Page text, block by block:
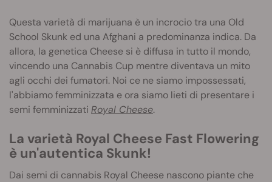
Questa varietà di marijuana è un incrocio tra una Old
School Skunk ed una Afghani a predominanza indica. Da
allora, la genetica Cheese si è diffusa in tutto il mondo,
vincendo una Cannabis Cup mentre diventava un mito
agli occhi dei fumatori. Noi ce ne siamo impossessati,
l'abbiamo femminizzata e ora siamo lieti di presentare i
semi femminizzati Royal Cheese.
La varietà Royal Cheese Fast Flowering
è un'autentica Skunk!
Dai semi di cannabis Royal Cheese nascono piante che